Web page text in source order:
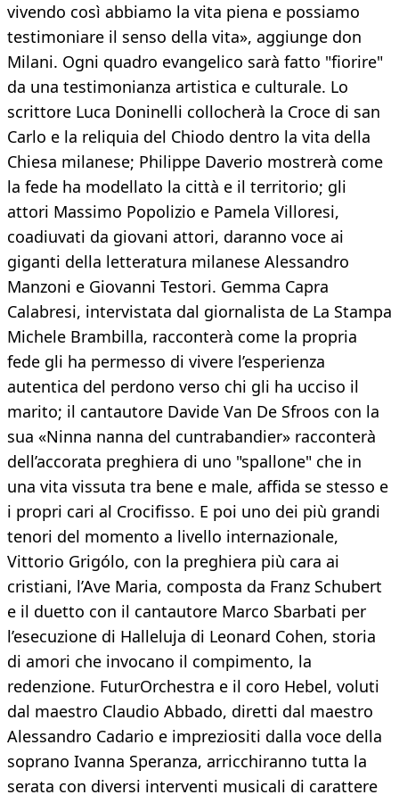
vivendo così abbiamo la vita piena e possiamo
testimoniare il senso della vita», aggiunge don
Milani. Ogni quadro evangelico sarà fatto "fiorire"
da una testimonianza artistica e culturale. Lo
scrittore Luca Doninelli collocherà la Croce di san
Carlo e la reliquia del Chiodo dentro la vita della
Chiesa milanese; Philippe Daverio mostrerà come
la fede ha modellato la città e il territorio; gli
attori Massimo Popolizio e Pamela Villoresi,
coadiuvati da giovani attori, daranno voce ai
giganti della letteratura milanese Alessandro
Manzoni e Giovanni Testori. Gemma Capra
Calabresi, intervistata dal giornalista de La Stampa
Michele Brambilla, racconterà come la propria
fede gli ha permesso di vivere l’esperienza
autentica del perdono verso chi gli ha ucciso il
marito; il cantautore Davide Van De Sfroos con la
sua «Ninna nanna del cuntrabandier» racconterà
dell’accorata preghiera di uno "spallone" che in
una vita vissuta tra bene e male, affida se stesso e
i propri cari al Crocifisso. E poi uno dei più grandi
tenori del momento a livello internazionale,
Vittorio Grigólo, con la preghiera più cara ai
cristiani, l’Ave Maria, composta da Franz Schubert
e il duetto con il cantautore Marco Sbarbati per
l’esecuzione di Halleluja di Leonard Cohen, storia
di amori che invocano il compimento, la
redenzione. FuturOrchestra e il coro Hebel, voluti
dal maestro Claudio Abbado, diretti dal maestro
Alessandro Cadario e impreziositi dalla voce della
soprano Ivanna Speranza, arricchiranno tutta la
serata con diversi interventi musicali di carattere